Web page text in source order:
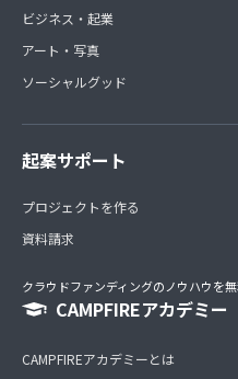
ビジネス・起業
アート・写真
ソーシャルグッド
起案サポート
プロジェクトを作る
資料請求
クラウドファンディングのノウハウを
CAMPFIREアカデミー
CAMPFIREアカデミーとは